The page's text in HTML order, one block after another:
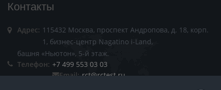
Контакты
Адрес: 115432 Москва, проспект Андропова, д. 18, корп.
1, бизнес-центр Nagatino i-Land,
башня «Ньютон», 5-й этаж.
Телефон: +7 499 553 03 03
Email: rct@rctest.ru